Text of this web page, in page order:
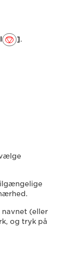
].
(eller
og tryk på